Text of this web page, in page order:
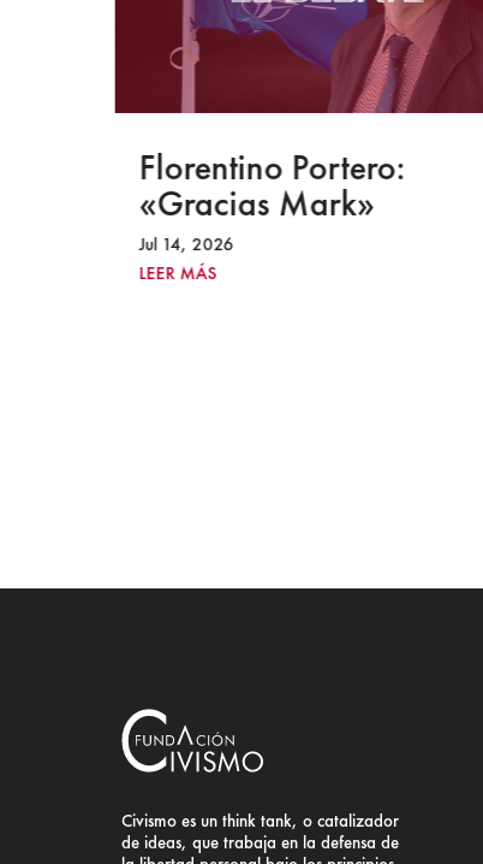
Florentino Portero:
«Gracias Mark»
Jul 14, 2026
LEER MÁS
Civismo es un think tank, o catalizador
de ideas, que trabaja en la defensa de